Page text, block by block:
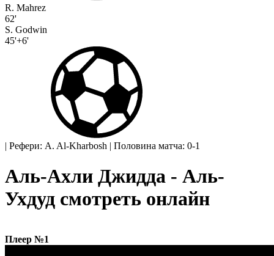
R. Mahrez
62'
S. Godwin
45'+6'
| Рефери: A. Al-Kharbosh | Половина матча: 0-1
Аль-Ахли Джидда - Аль-
Ухдуд смотреть онлайн
Плеер №1